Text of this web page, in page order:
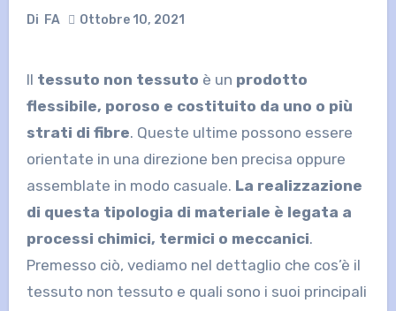
Di FA Ottobre 10, 2021
Il tessuto non tessuto è un prodotto
flessibile, poroso e costituito da uno o più
strati di fibre. Queste ultime possono essere
orientate in una direzione ben precisa oppure
assemblate in modo casuale. La realizzazione
di questa tipologia di materiale è legata a
processi chimici, termici o meccanici.
Premesso ciò, vediamo nel dettaglio che cos’è il
tessuto non tessuto e quali sono i suoi principali